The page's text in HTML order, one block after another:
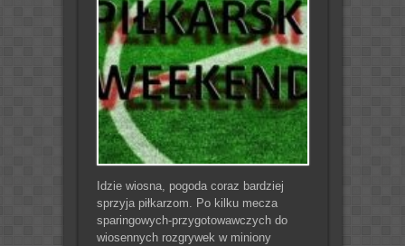
Idzie wiosna, pogoda coraz bardziej
sprzyja piłkarzom. Po kilku mecza
sparingowych-przygotowawczych do
wiosennych rozgrywek w miniony